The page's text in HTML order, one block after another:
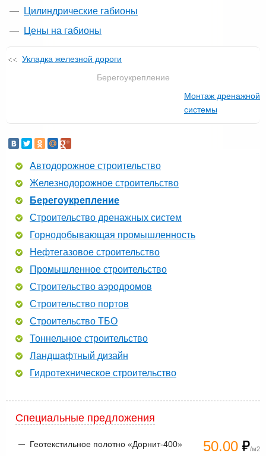
Цилиндрические габионы
Цены на габионы
Укладка железной дороги
Берегоукрепление
Монтаж дренажной
системы
Автодорожное строительство
Железнодорожное строительство
Берегоукрепление
Строительство дренажных систем
Горнодобывающая промышленность
Нефтегазовое строительство
Промышленное строительство
Строительство аэродромов
Строительство портов
Строительство ТБО
Тоннельное строительство
Ландшафтный дизайн
Гидротехническое строительство
Специальные предложения
50.00 /м2
Геотекстильное полотно «Дорнит-400»